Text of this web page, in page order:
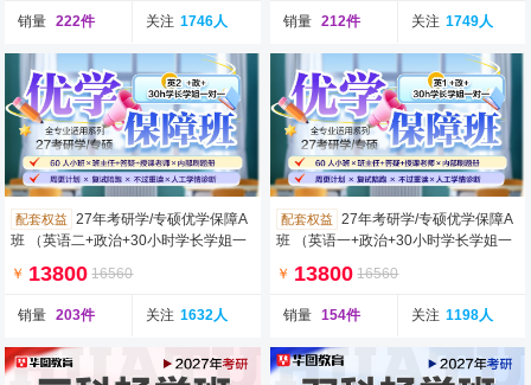
销量 222件 关注 1746人 销量 212件 关注 1749人
配套权益
27年考研学/专硕优学保障A
班 （英语二+政治+30小时学长学姐一
￥ 13800 16560
销量 203件 关注 1632人
配套权益
27年考研学/专硕优学保障A
班 （英语一+政治+30小时学长学姐一
￥ 13800 16560
销量 154件 关注 1198人